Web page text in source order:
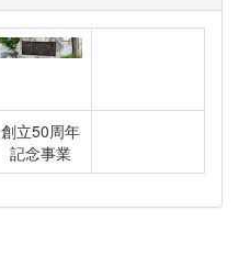
創立50周年
記念事業